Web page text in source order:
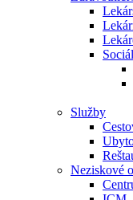
Služby
Neziskové